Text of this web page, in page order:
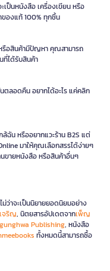
เป็นหนังสือ เครื่องเขียน หรือ
ของแท้ 100% ทุกชิ้น
รือสินค้ามีปัญหา คุณสามารถ
ที่ได้รับสินค้า
ลอดคืน อยากได้อะไร แค่คลิก
ฉัน หรืออยากแวะร้าน B2S แต่
มาให้คุณเลือกสรรได้ง่ายๆ
ขายหนังสือ หรือสินค้าอื่นๆ
ว่าจะเป็นนิยายยอดนิยมอย่าง
จริญ, นิตยสารอัปเดตจากเพ็ญ
Publishing, หนังสือ
ทั้งหมดนี้สามารถซื้อ